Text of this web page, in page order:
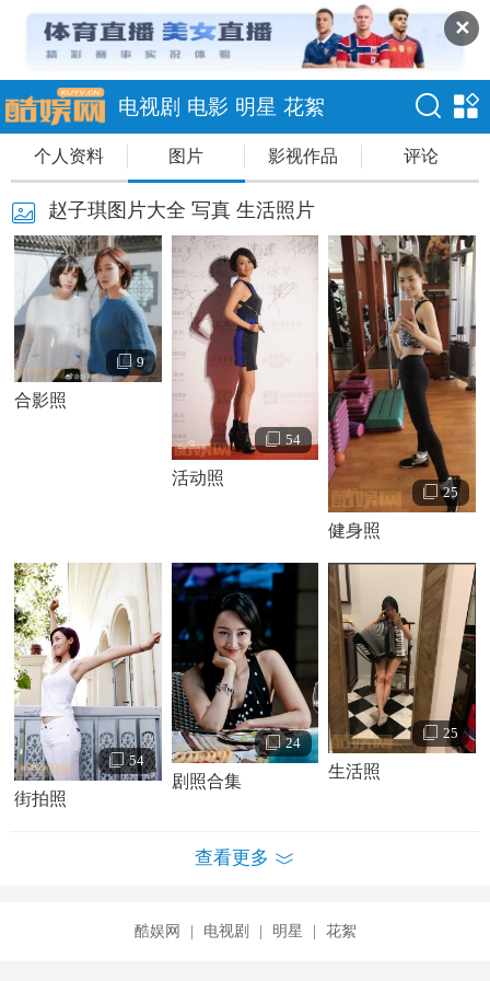
✕
电视剧 电影 明星 花絮
个人资料 图片 影视作品 评论
赵子琪图片大全 写真 生活照片
9
合影照
54
活动照
25
健身照
54
街拍照
24
剧照合集
25
生活照
查看更多
酷娱网 | 电视剧 | 明星 | 花絮